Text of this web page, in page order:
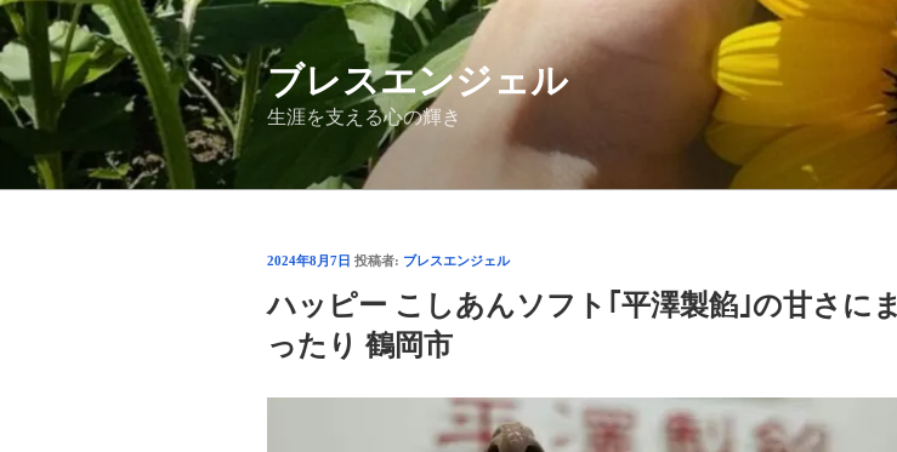
コ
ン
テ
ン
ツ
ス
ブレスエンジェル
生涯を支える心の輝き
投
日:
2024年8月7日 投稿者: ブレスエンジェル
ハッピー こしあんソフト｢平澤製餡｣の甘さにま
ったり 鶴岡市